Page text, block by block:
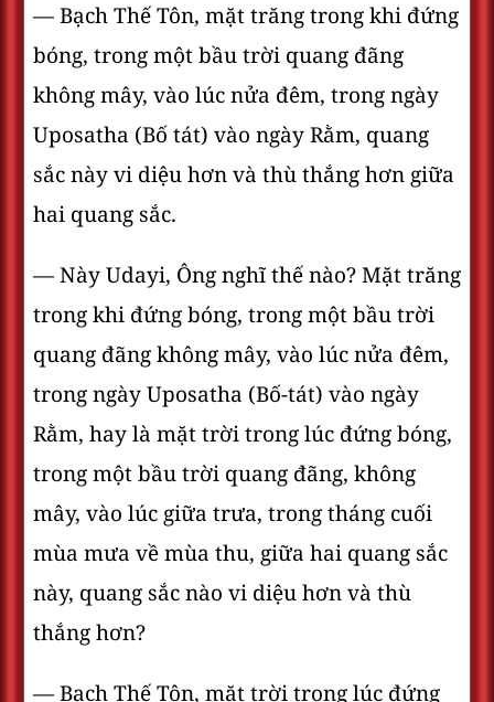
— Bạch Thế Tôn, mặt trăng trong khi đứng
bóng, trong một bầu trời quang đãng
không mây, vào lúc nửa đêm, trong ngày
Uposatha (Bố tát) vào ngày Rằm, quang
sắc này vi diệu hơn và thù thắng hơn giữa
hai quang sắc.
— Này Udayi, Ông nghĩ thế nào? Mặt trăng
trong khi đứng bóng, trong một bầu trời
quang đãng không mây, vào lúc nửa đêm,
trong ngày Uposatha (Bố-tát) vào ngày
Rằm, hay là mặt trời trong lúc đứng bóng,
trong một bầu trời quang đãng, không
mây, vào lúc giữa trưa, trong tháng cuối
mùa mưa về mùa thu, giữa hai quang sắc
này, quang sắc nào vi diệu hơn và thù
thắng hơn?
— Bạch Thế Tôn, mặt trời trong lúc đứng